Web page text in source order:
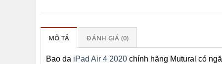
MÔ TẢ ĐÁNH GIÁ (0)
Bao da iPad Air 4 2020 chính hãng Mutural có